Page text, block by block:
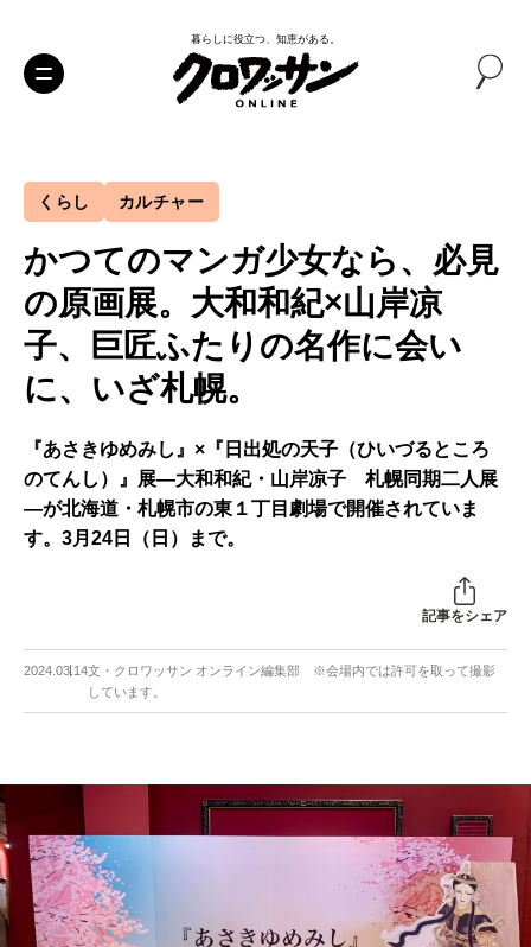
暮らしに役立つ、知恵がある。
くらし カルチャー
かつてのマンガ少女なら、必見
の原画展。大和和紀×山岸凉
子、巨匠ふたりの名作に会い
に、いざ札幌。
『あさきゆめみし』×『日出処の天子（ひいづるところ
のてんし）』展―大和和紀・山岸凉子 札幌同期二人展
―が北海道・札幌市の東１丁目劇場で開催されていま
す。3月24日（日）まで。
記事をシェア
2024.03.14文・クロワッサン オンライン編集部 ※会場内では許可を取って撮影
しています。